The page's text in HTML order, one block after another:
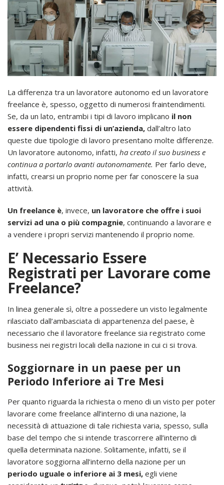
La differenza tra un lavoratore autonomo ed un lavoratore
freelance è, spesso, oggetto di numerosi fraintendimenti.
Se, da un lato, entrambi i tipi di lavoro implicano il non
essere dipendenti fissi di un’azienda, dall’altro lato
queste due tipologie di lavoro presentano molte differenze.
Un lavoratore autonomo, infatti, ha creato il suo business e
continua a portarlo avanti autonomamente. Per farlo deve,
infatti, crearsi un proprio nome per far conoscere la sua
attività.
Un freelance è, invece, un lavoratore che offre i suoi
servizi ad una o più compagnie, continuando a lavorare e
a vendere i propri servizi mantenendo il proprio nome.
E’ Necessario Essere
Registrati per Lavorare come
Freelance?
In linea generale sì, oltre a possedere un visto legalmente
rilasciato dall’ambasciata di appartenenza del paese, è
necessario che il lavoratore freelance sia registrato come
business nei registri locali della nazione in cui ci si trova.
Soggiornare in un paese per un
Periodo Inferiore ai Tre Mesi
Per quanto riguarda la richiesta o meno di un visto per poter
lavorare come freelance all’interno di una nazione, la
necessità di attuazione di tale richiesta varia, spesso, sulla
base del tempo che si intende trascorrere all’interno di
quella determinata nazione. Solitamente, infatti, se il
lavoratore soggiorna all’interno della nazione per un
periodo uguale o inferiore ai 3 mesi, egli viene